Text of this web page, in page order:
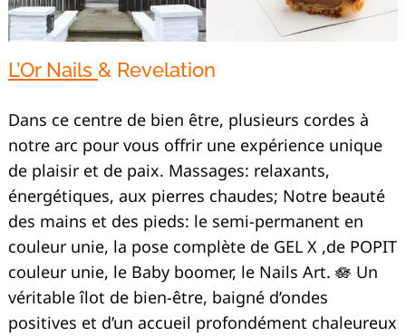
L’Or Nails & Revelation
Dans ce centre de bien être, plusieurs cordes à
notre arc pour vous offrir une expérience unique
de plaisir et de paix. Massages: relaxants,
énergétiques, aux pierres chaudes; Notre beauté
des mains et des pieds: le semi-permanent en
couleur unie, la pose complète de GEL X ,de POPIT
couleur unie, le Baby boomer, le Nails Art. 🪷 Un
véritable îlot de bien-être, baigné d’ondes
positives et d’un accueil profondément chaleureux